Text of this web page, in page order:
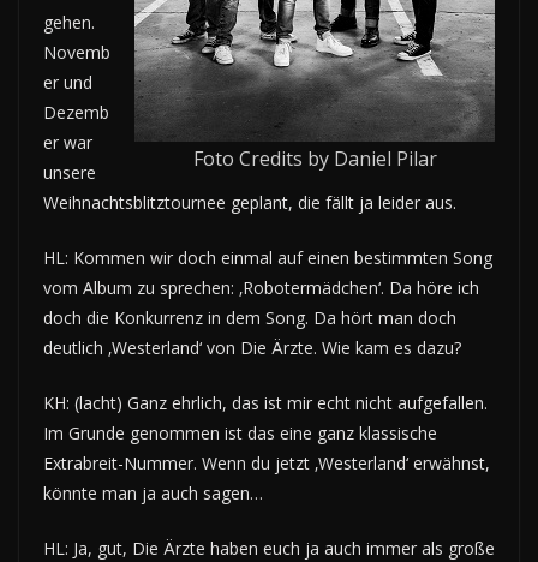
Foto Credits by Daniel Pilar
gehen.
Novemb
er und
Dezemb
er war
unsere
Weihnachtsblitztournee geplant, die fällt ja leider aus.
HL: Kommen wir doch einmal auf einen bestimmten Song
vom Album zu sprechen: ‚Robotermädchen‘. Da höre ich
doch die Konkurrenz in dem Song. Da hört man doch
deutlich ‚Westerland‘ von Die Ärzte. Wie kam es dazu?
KH: (lacht) Ganz ehrlich, das ist mir echt nicht aufgefallen.
Im Grunde genommen ist das eine ganz klassische
Extrabreit-Nummer. Wenn du jetzt ‚Westerland‘ erwähnst,
könnte man ja auch sagen…
HL: Ja, gut, Die Ärzte haben euch ja auch immer als große